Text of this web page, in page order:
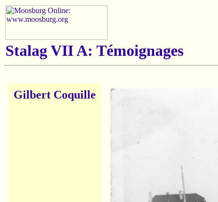
Stalag VII A: Témoignages
Gilbert Coquille